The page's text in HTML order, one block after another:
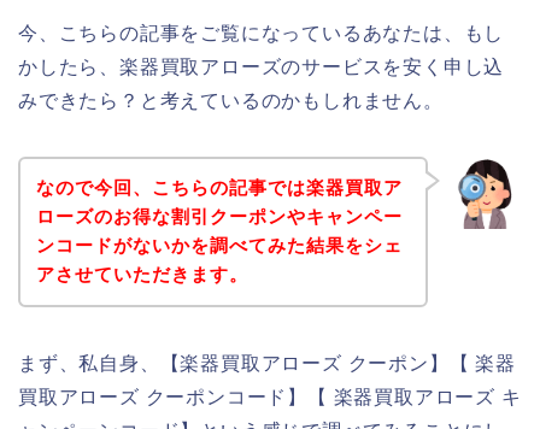
今、こちらの記事をご覧になっているあなたは、もし
かしたら、楽器買取アローズのサービスを安く申し込
みできたら？と考えているのかもしれません。
なので今回、こちらの記事では楽器買取ア
ローズのお得な割引クーポンやキャンペー
ンコードがないかを調べてみた結果をシェ
アさせていただきます。
まず、私自身、【楽器買取アローズ クーポン】【 楽器
買取アローズ クーポンコード】【 楽器買取アローズ キ